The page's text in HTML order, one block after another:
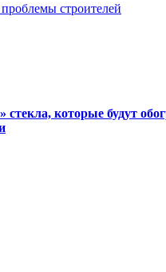
строителей
которые будут